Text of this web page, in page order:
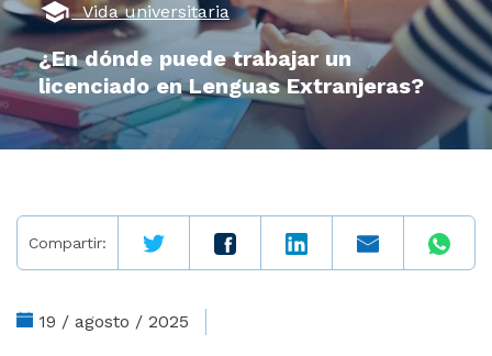
Vida universitaria
¿En dónde puede trabajar un
licenciado en Lenguas Extranjeras?
Compartir:
19 / agosto / 2025